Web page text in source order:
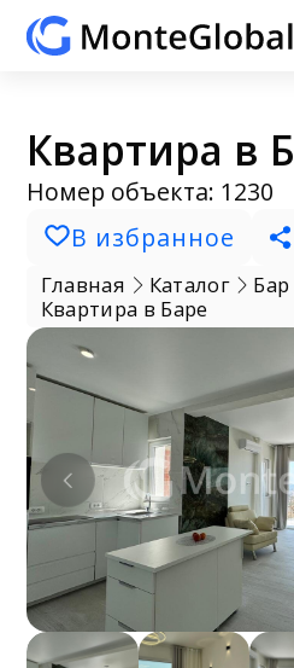
Квартира в
Номер объекта: 1230
В избранное
Главная Каталог Бар
Квартира в Баре